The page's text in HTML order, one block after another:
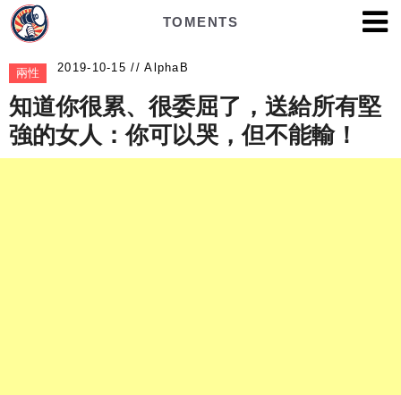
TOMENTS
兩性 AlphaB
知道你很累、很委屈了，送給所有堅
強的女人：你可以哭，但不能輸！